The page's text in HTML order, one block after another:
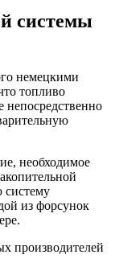
системы
немецкими
топливо
непосредственно
необходимое
систему
из форсунок
производителей